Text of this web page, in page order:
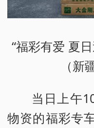
“福彩有爱 夏
（新
当日上午
物资的福彩专